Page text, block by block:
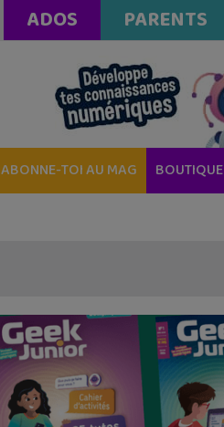
ADOS PARENTS
ABONNE-TOI AU MAG BOUTIQUE